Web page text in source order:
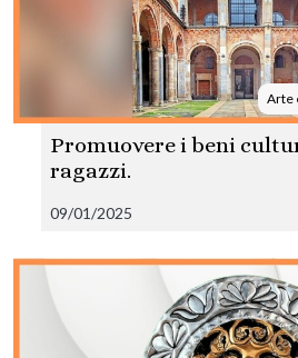
Arte
Promuovere i beni
ragazzi.
09/01/2025